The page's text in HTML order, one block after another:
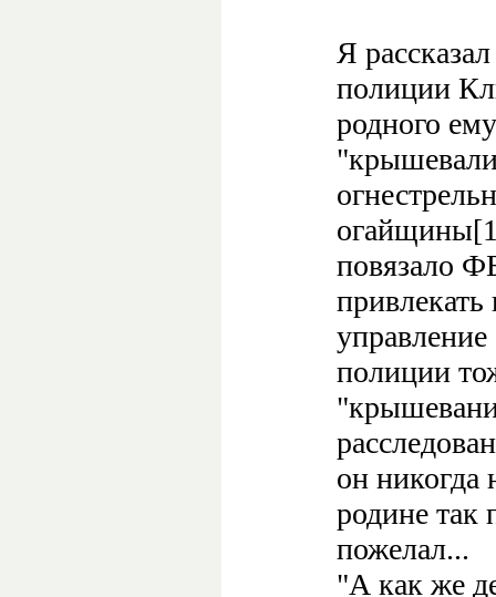
Я
полиции
родного
повязало
привлекать
управление
полиции
он никогда
родине так
пожелал...
"А как же